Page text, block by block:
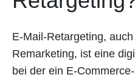
E-Mail-Retargeting,
Remarketing, ist eine
bei der ein E-